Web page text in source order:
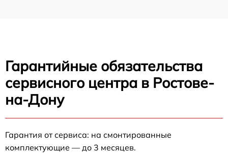
Гарантийные обязательства
сервисного центра в Ростове-
на-Дону
Гарантия от сервиса: на смонтированные
комплектующие — до 3 месяцев.